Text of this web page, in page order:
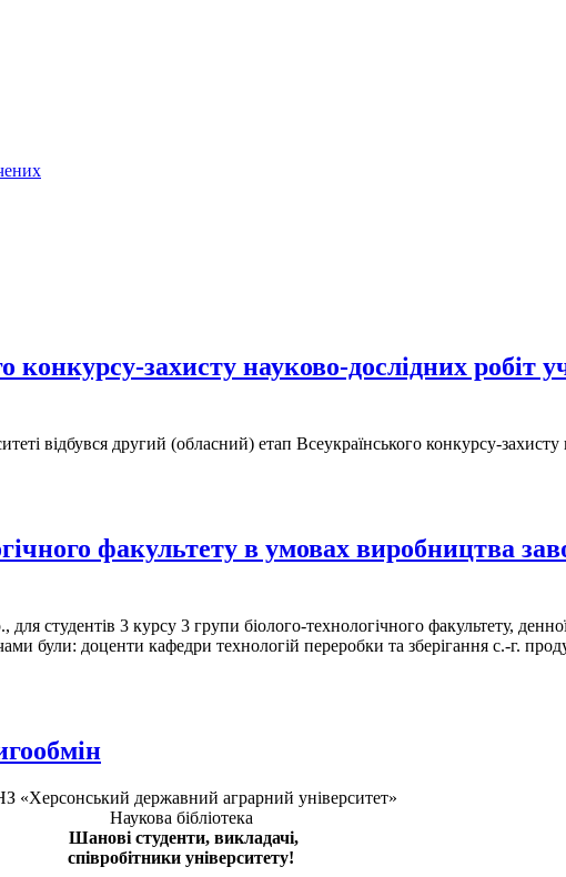
захисту науково-дослідних робіт
відбувся другий (обласний) етап Всеукраїнського конкурсу-захисту
факультету в умовах виробництва
для студентів 3 курсу 3 групи біолого-технологічного факультету,
були: доценти кафедри технологій переробки та зберігання с.-г.
«Херсонський державний аграрний університет»
Наукова бібліотека
Шанові студенти, викладачі,
співробітники університету!